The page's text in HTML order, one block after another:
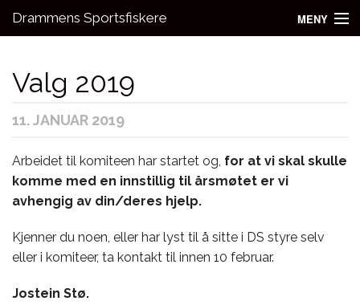
Drammens Sportsfiskere MENY
Aktivitetsgrupper
Utleie
Bli medlem!
Fiske
Kontakt oss
Valg 2019
11. JANUAR 2019
Arbeidet til komiteen har startet og, for at vi skal skulle
komme med en innstillig til årsmøtet er vi
avhengig av din/deres hjelp.
Kjenner du noen, eller har lyst til å sitte i DS styre selv
eller i komiteer, ta kontakt til innen 10 februar.
Jostein Stø.